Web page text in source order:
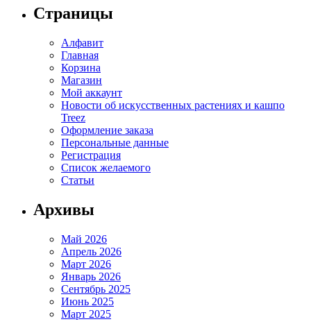
Страницы
Алфавит
Главная
Корзина
Магазин
Мой аккаунт
Новости об искусственных растениях и кашпо
Treez
Оформление заказа
Персональные данные
Регистрация
Список желаемого
Статьи
Архивы
Май 2026
Апрель 2026
Март 2026
Январь 2026
Сентябрь 2025
Июнь 2025
Март 2025